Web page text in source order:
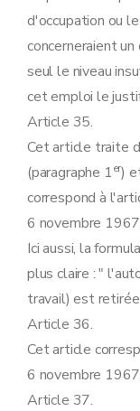
d'occupation ou
concerneraient
seul le niveau
cet emploi le
Article 35.
Cet article traite
(paragraphe 1er)
correspond à
6 novembre
Ici aussi, la
plus claire : "
travail) est
Article 36.
Cet article
6 novembre
Article 37.